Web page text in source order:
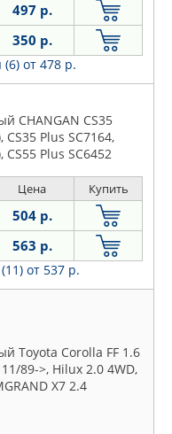
497 р.
350 р.
(6) от 478 р.
CHANGAN CS35
CS35 Plus SC7164,
CS55 Plus SC6452
...), Eado Plus
Honor S (2017-...),
(2021-...)
Цена Купить
504 р.
563 р.
от 537 р.
Toyota Corolla FF 1.6
89->, Hilux 2.0 4WD,
X7 2.4